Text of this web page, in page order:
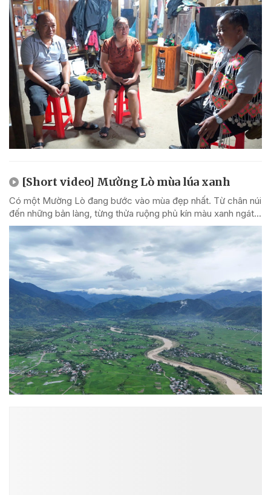
[Short video] Mường Lò mùa lúa xanh
Có một Mường Lò đang bước vào mùa đẹp nhất. Từ chân núi
đến những bản làng, từng thửa ruộng phủ kín màu xanh ngát...